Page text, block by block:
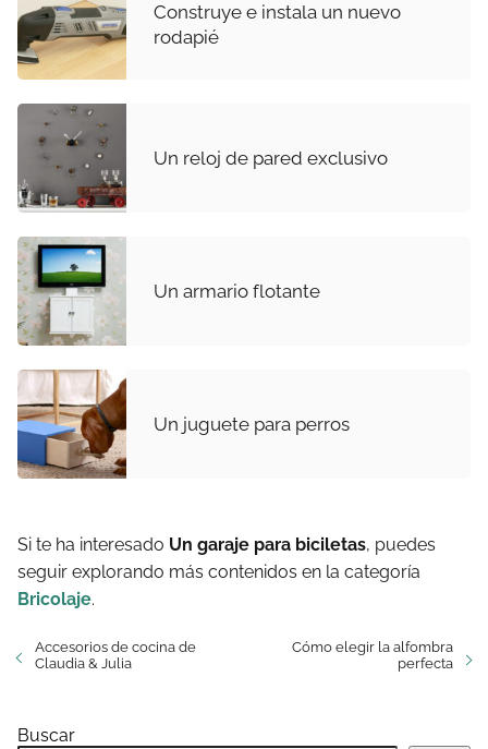
Construye e instala un nuevo
rodapié
Un reloj de pared exclusivo
Un armario flotante
Un juguete para perros
Si te ha interesado Un garaje para biciletas, puedes
seguir explorando más contenidos en la categoría
Bricolaje.
Accesorios de cocina de
Claudia & Julia
Cómo elegir la alfombra
perfecta
Buscar